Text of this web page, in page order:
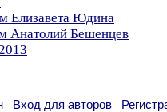
Елизавета Юдина
Анатолий Бешенцев
Вход для авторов